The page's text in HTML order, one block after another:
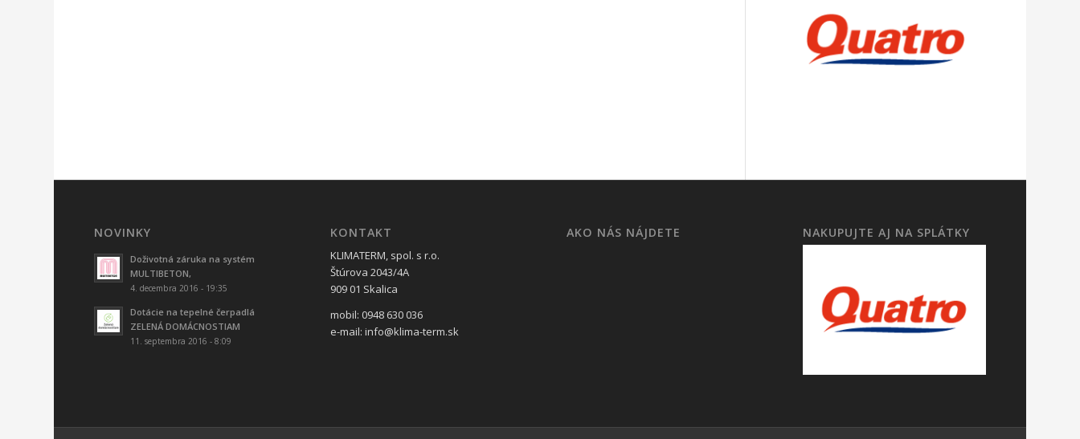
NOVINKY
Doživotná záruka na systém
MULTIBETON,
4. decembra 2016 - 19:35
Dotácie na tepelné čerpadlá
ZELENÁ DOMÁCNOSTIAM
11. septembra 2016 - 8:09
KONTAKT
KLIMATERM, spol. s r.o.
Štúrova 2043/4A
909 01 Skalica
mobil: 0948 630 036
e-mail: info@klima-term.sk
AKO NÁS NÁJDETE NAKUPUJTE AJ NA SPLÁTKY